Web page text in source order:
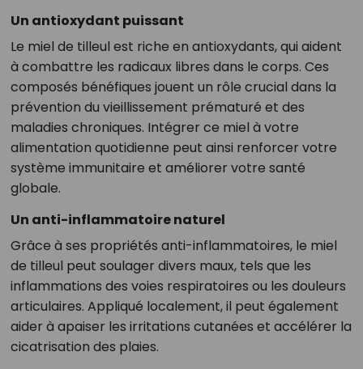
Un antioxydant puissant
Le miel de tilleul est riche en antioxydants, qui aident
à combattre les radicaux libres dans le corps. Ces
composés bénéfiques jouent un rôle crucial dans la
prévention du vieillissement prématuré et des
maladies chroniques. Intégrer ce miel à votre
alimentation quotidienne peut ainsi renforcer votre
système immunitaire et améliorer votre santé
globale.
Un anti-inflammatoire naturel
Grâce à ses propriétés anti-inflammatoires, le miel
de tilleul peut soulager divers maux, tels que les
inflammations des voies respiratoires ou les douleurs
articulaires. Appliqué localement, il peut également
aider à apaiser les irritations cutanées et accélérer la
cicatrisation des plaies.